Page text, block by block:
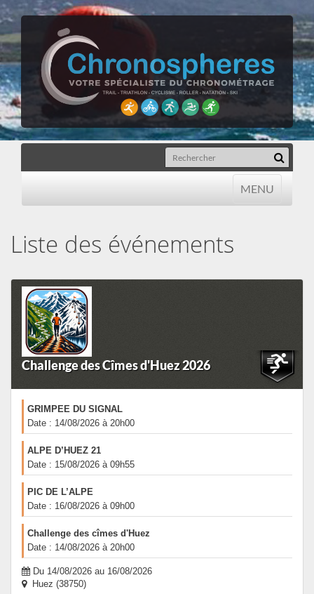
MENU
MENU
Liste des événements
Challenge des Cîmes d'Huez 2026
GRIMPEE DU SIGNAL
Date : 14/08/2026 à 20h00
ALPE D’HUEZ 21
Date : 15/08/2026 à 09h55
PIC DE L’ALPE
Date : 16/08/2026 à 09h00
Challenge des cîmes d'Huez
Date : 14/08/2026 à 20h00
Du 14/08/2026 au 16/08/2026
Huez (38750)